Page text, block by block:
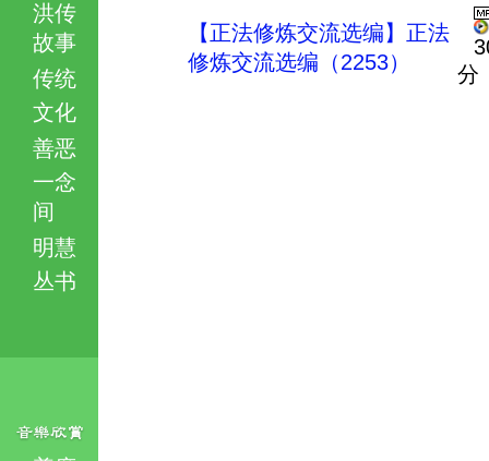
洪传
故事
传统
文化
善恶
一念
间
明慧
丛书
【正法修炼交流选编】正法
修炼交流选编（2253）
分